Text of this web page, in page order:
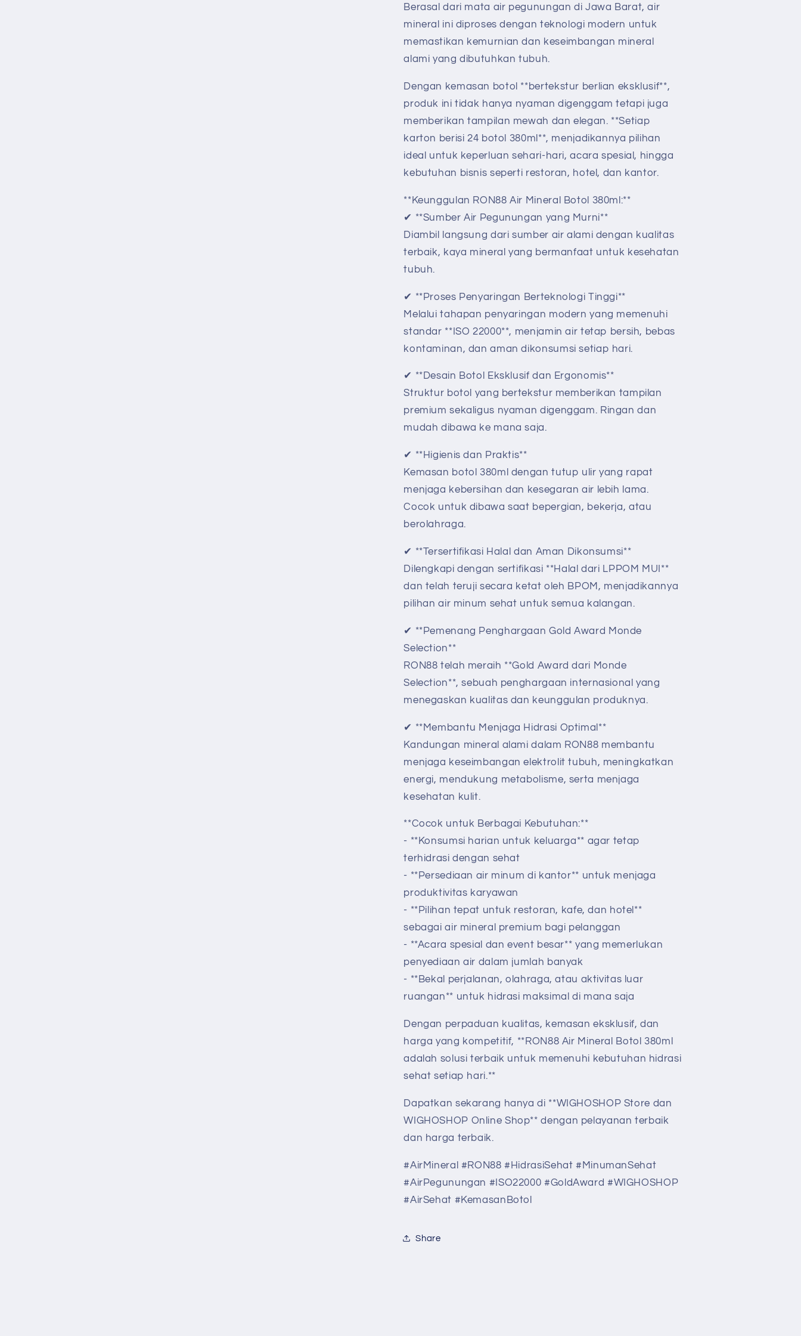
Berasal dari mata air pegunungan di Jawa Barat, air
mineral ini diproses dengan teknologi modern untuk
memastikan kemurnian dan keseimbangan mineral
alami yang dibutuhkan tubuh.
Dengan kemasan botol **bertekstur berlian eksklusif**,
produk ini tidak hanya nyaman digenggam tetapi juga
memberikan tampilan mewah dan elegan. **Setiap
karton berisi 24 botol 380ml**, menjadikannya pilihan
ideal untuk keperluan sehari-hari, acara spesial, hingga
kebutuhan bisnis seperti restoran, hotel, dan kantor.
**Keunggulan RON88 Air Mineral Botol 380ml:**
✔ **Sumber Air Pegunungan yang Murni**
Diambil langsung dari sumber air alami dengan kualitas
terbaik, kaya mineral yang bermanfaat untuk kesehatan
tubuh.
✔ **Proses Penyaringan Berteknologi Tinggi**
Melalui tahapan penyaringan modern yang memenuhi
standar **ISO 22000**, menjamin air tetap bersih, bebas
kontaminan, dan aman dikonsumsi setiap hari.
✔ **Desain Botol Eksklusif dan Ergonomis**
Struktur botol yang bertekstur memberikan tampilan
premium sekaligus nyaman digenggam. Ringan dan
mudah dibawa ke mana saja.
✔ **Higienis dan Praktis**
Kemasan botol 380ml dengan tutup ulir yang rapat
menjaga kebersihan dan kesegaran air lebih lama.
Cocok untuk dibawa saat bepergian, bekerja, atau
berolahraga.
✔ **Tersertifikasi Halal dan Aman Dikonsumsi**
Dilengkapi dengan sertifikasi **Halal dari LPPOM MUI**
dan telah teruji secara ketat oleh BPOM, menjadikannya
pilihan air minum sehat untuk semua kalangan.
✔ **Pemenang Penghargaan Gold Award Monde
Selection**
RON88 telah meraih **Gold Award dari Monde
Selection**, sebuah penghargaan internasional yang
menegaskan kualitas dan keunggulan produknya.
✔ **Membantu Menjaga Hidrasi Optimal**
Kandungan mineral alami dalam RON88 membantu
menjaga keseimbangan elektrolit tubuh, meningkatkan
energi, mendukung metabolisme, serta menjaga
kesehatan kulit.
**Cocok untuk Berbagai Kebutuhan:**
- **Konsumsi harian untuk keluarga** agar tetap
terhidrasi dengan sehat
- **Persediaan air minum di kantor** untuk menjaga
produktivitas karyawan
- **Pilihan tepat untuk restoran, kafe, dan hotel**
sebagai air mineral premium bagi pelanggan
- **Acara spesial dan event besar** yang memerlukan
penyediaan air dalam jumlah banyak
- **Bekal perjalanan, olahraga, atau aktivitas luar
ruangan** untuk hidrasi maksimal di mana saja
Dengan perpaduan kualitas, kemasan eksklusif, dan
harga yang kompetitif, **RON88 Air Mineral Botol 380ml
adalah solusi terbaik untuk memenuhi kebutuhan hidrasi
sehat setiap hari.**
Dapatkan sekarang hanya di **WIGHOSHOP Store dan
WIGHOSHOP Online Shop** dengan pelayanan terbaik
dan harga terbaik.
#AirMineral #RON88 #HidrasiSehat #MinumanSehat
#AirPegunungan #ISO22000 #GoldAward #WIGHOSHOP
#AirSehat #KemasanBotol
Share